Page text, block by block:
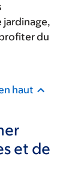
jardinage,
du
haut
et de